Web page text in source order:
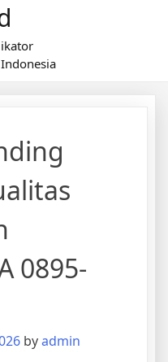
0895-
byadmin